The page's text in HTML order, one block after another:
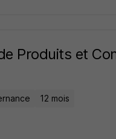
Produits et
12 mois